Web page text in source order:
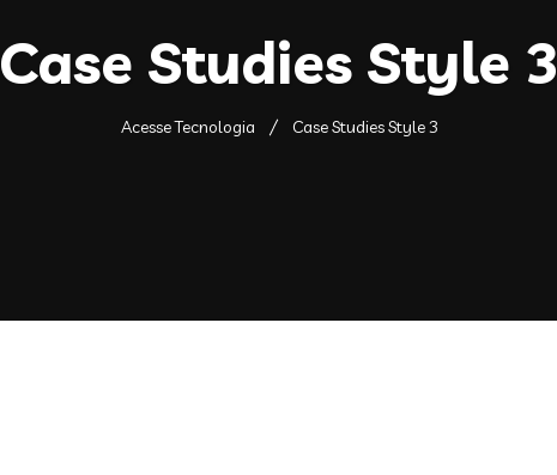
Case Studies Style 3
Acesse Tecnologia Case Studies Style 3